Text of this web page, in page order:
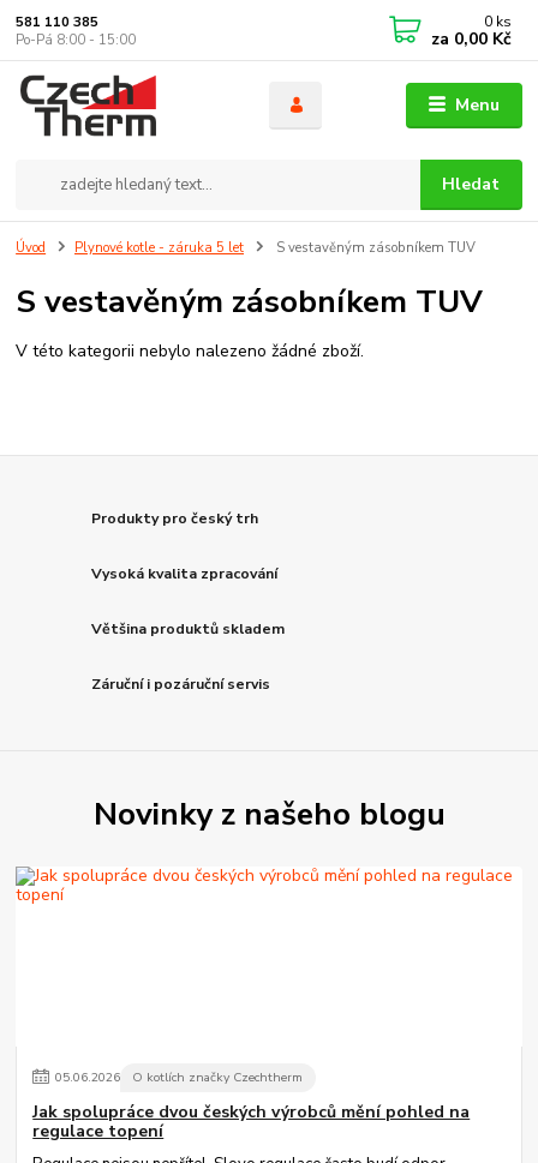
Menu
Hledat
581 110 385
Po-Pá 8:00 - 15:00
0 ks
za 0,00 Kč
Úvod Plynové kotle - záruka 5 let S vestavěným zásobníkem TUV
S vestavěným zásobníkem TUV
V této kategorii nebylo nalezeno žádné zboží.
Produkty pro český trh
Vysoká kvalita zpracování
Většina produktů skladem
Záruční i pozáruční servis
Novinky z našeho blogu
05.06.2026 O kotlích značky Czechtherm
Jak spolupráce dvou českých výrobců mění pohled na
regulace topení